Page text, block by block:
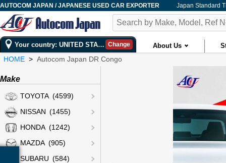
AUTOCOM JAPAN / JAPANESE USED CAR EXPORTER Japan Standard
Your country: UNITED STATESChange About Us
HOME Autocom Japan DR Congo
Make
TOYOTA (4599)
NISSAN (1455)
HONDA (1242)
MAZDA (905)
SUBARU (584)